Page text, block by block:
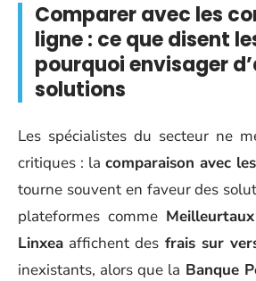
Comparer avec les
ligne : ce que disent
pourquoi envisager
solutions
Les spécialistes du secteur ne
critiques : la comparaison avec
tourne souvent en faveur des
plateformes comme
Linxea affichent des frais sur
inexistants, alors que la Banque